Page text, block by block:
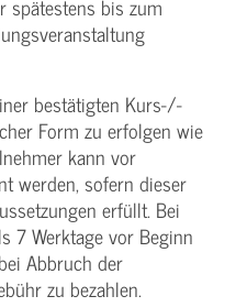
spätestens bis zum
bestätigten Kurs-/­
Form zu erfolgen wie
kann vor
werden, sofern dieser
erfüllt. Bei
7 Werktage vor Beginn
Abbruch der
zu bezahlen.